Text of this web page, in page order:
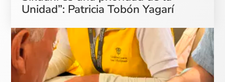
Unidad”: Patricia Tobón Yagarí